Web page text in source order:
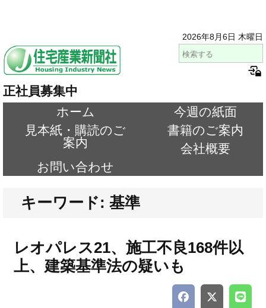
2026年8月6日 木曜日
正社員募集中
ホーム
今週の紙面
見本紙・購読のご
案内
書籍のご案内
会社概要
お問い合わせ
キーワード: 基準
レオパレス21、施工不良168件以
上、建築基準法の疑いも